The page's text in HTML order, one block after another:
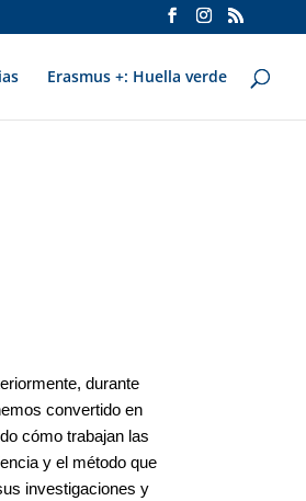
Erasmus +: Huella verde
durante
convertido en
cómo trabajan las
y el método que
investigaciones y